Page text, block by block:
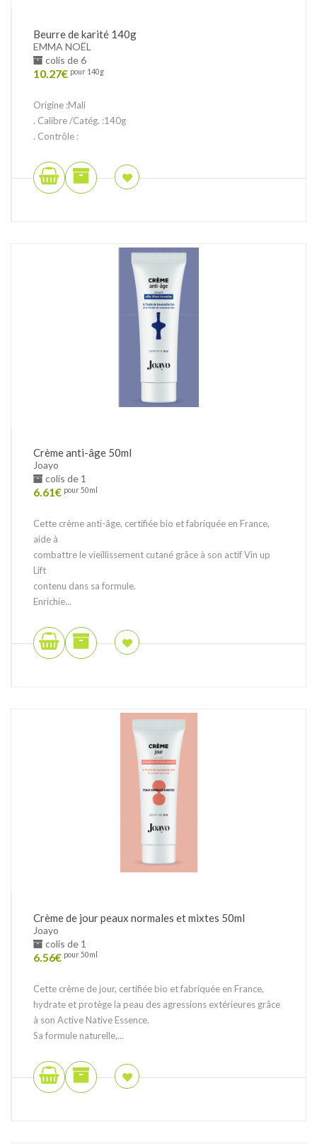
Beurre de karité 140g
EMMA NOËL
colis de 6
10.27€ pour 140g
Origine :Mali
. Calibre /Catég. :140g
. Contrôle :
Crème anti-âge 50ml
Joayo
colis de 1
6.61€ pour 50ml
Cette crème anti-âge, certifiée bio et fabriquée en France,
aide à
combattre le vieillissement cutané grâce à son actif Vin up
Lift
contenu dans sa formule.
Enrichie...
Crème de jour peaux normales et mixtes 50ml
Joayo
colis de 1
6.56€ pour 50ml
Cette crème de jour, certifiée bio et fabriquée en France,
hydrate et protège la peau des agressions extérieures grâce
à son Active Native Essence.
Sa formule naturelle,...